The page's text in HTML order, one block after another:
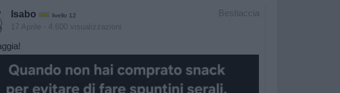
Bestiaccia
Isabo livello 12
17 Aprile - 4.600 visualizzazioni